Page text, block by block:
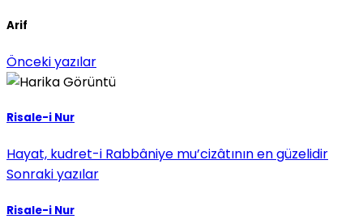
Arif
Önceki yazılar
Risale-i Nur
Hayat, kudret-i Rabbâniye mu’cizâtının en güzelidir
Sonraki yazılar
Risale-i Nur